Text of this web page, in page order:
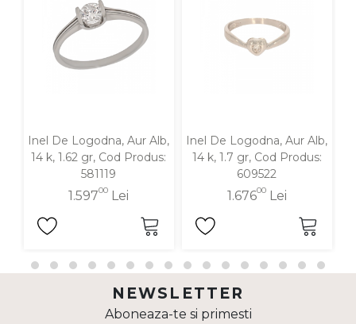
Inel De Logodna, Aur Alb,
14 k, 1.62 gr, Cod Produs:
581119
1.59700 Lei
Inel De Logodna, Aur Alb,
14 k, 1.7 gr, Cod Produs:
609522
1.67600Lei
NEWSLETTER
Aboneaza-te si primesti